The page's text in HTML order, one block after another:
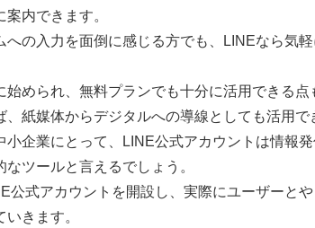
内できます。
への入力を面倒に感じる方でも、LINEなら気
始められ、無料プランでも十分に活用できる
、紙媒体からデジタルへの導線としても活用で
小企業にとって、LINE公式アカウントは情報
ツールと言えるでしょう。
公式アカウントを開設し、実際にユーザーと
きます。